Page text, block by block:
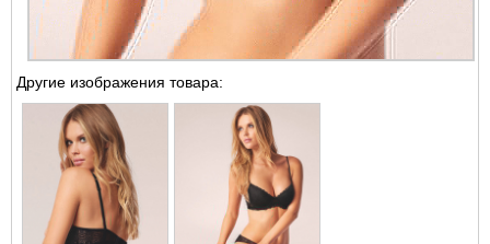
Другие изображения товара: